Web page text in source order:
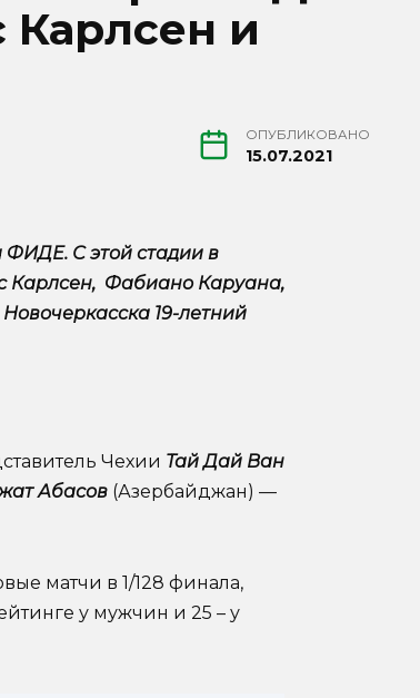
Карлсен и
ОПУБЛИКОВАНО
15.07.2021
ФИДЕ. С этой стадии в
Карлсен, Фабиано Каруана,
19-летний
Чехии Тай Дай Ван
Абасов (Азербайджан) —
матчи в 1/128 финала,
у мужчин и 25 – у